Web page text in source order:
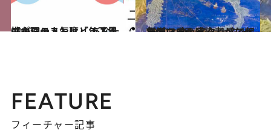
2020.4.1
【心理テスト】「年下異性からの人気度」 あなたのポジションはどこ？
占い 2020.3.15
新型コロナ感染者がなぜ急増？ 今、イタリアで起きていること
旅＆お出かけ
FEATURE
フィーチャー記事